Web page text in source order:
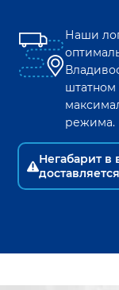
Наши
режима.
Негабарит в